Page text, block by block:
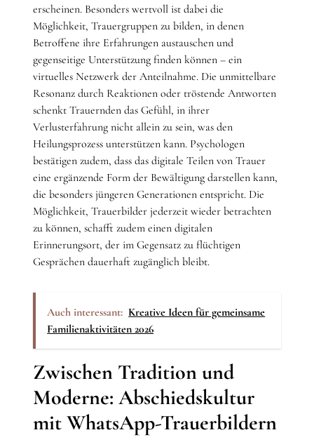
erscheinen. Besonders wertvoll ist dabei die
Möglichkeit, Trauergruppen zu bilden, in denen
Betroffene ihre Erfahrungen austauschen und
gegenseitige Unterstützung finden können – ein
virtuelles Netzwerk der Anteilnahme. Die unmittelbare
Resonanz durch Reaktionen oder tröstende Antworten
schenkt Trauernden das Gefühl, in ihrer
Verlusterfahrung nicht allein zu sein, was den
Heilungsprozess unterstützen kann. Psychologen
bestätigen zudem, dass das digitale Teilen von Trauer
eine ergänzende Form der Bewältigung darstellen kann,
die besonders jüngeren Generationen entspricht. Die
Möglichkeit, Trauerbilder jederzeit wieder betrachten
zu können, schafft zudem einen digitalen
Erinnerungsort, der im Gegensatz zu flüchtigen
Gesprächen dauerhaft zugänglich bleibt.
Auch interessant: Kreative Ideen für gemeinsame
Familienaktivitäten 2026
Zwischen Tradition und
Moderne: Abschiedskultur
mit WhatsApp-Trauerbildern